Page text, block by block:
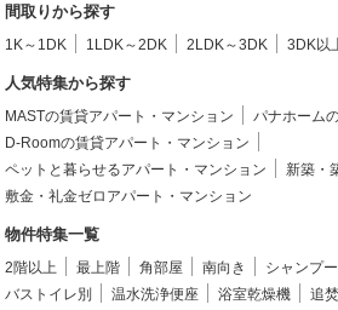
間取りから探す
1K～1DK 1LDK～2DK 2LDK～3DK 3DK以
人気特集から探す
MASTの賃貸アパート・マンション
パナホーム
D-Roomの賃貸アパート・マンション
ペットと暮らせるアパート・マンション
新築・
敷金・礼金ゼロアパート・マンション
物件特集一覧
2階以上 最上階 角部屋 南向き シャンプ
バストイレ別
温水洗浄便座 浴室乾燥機 追